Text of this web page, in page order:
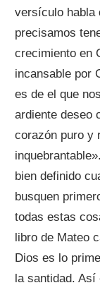
versículo habla
precisamos
crecimiento en
incansable por
es de el que
ardiente deseo
corazón puro y
bien definido
busquen
todas estas
libro de Mateo
Dios es lo
la santidad.